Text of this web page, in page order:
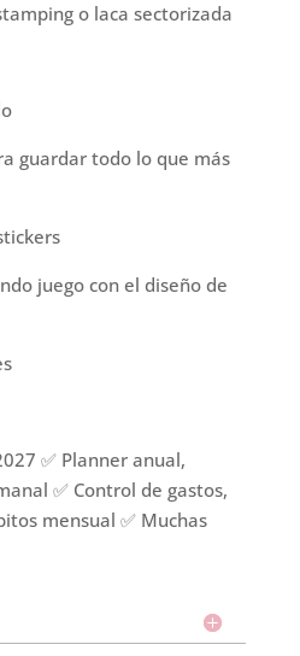
o laca sectorizada
guardar todo lo que más
juego con el diseño de
✅ Planner anual,
✅ Control de gastos,
mensual ✅ Muchas